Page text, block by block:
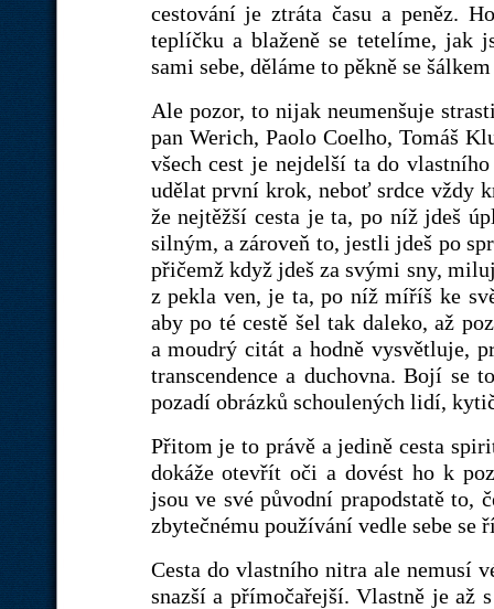
cestování je ztráta času a peněz.
teplíčku a blaženě se tetelíme, jak
sami sebe, děláme to pěkně se
Ale pozor, to nijak neumenšuje
pan Werich, Paolo Coelho, Tomáš
všech cest je nejdelší ta do
udělat první krok, neboť srdce vždy
že nejtěžší cesta je ta, po níž jdeš
silným, a zároveň to, jestli jdeš po
přičemž když jdeš za svými sny,
z pekla ven, je ta, po níž míříš ke
aby po té cestě šel tak daleko, až
a moudrý citát a hodně vysvětluje,
transcendence a duchovna. Bojí
pozadí obrázků schoulených lidí,
Přitom je to právě a jedině cesta
dokáže otevřít oči a dovést ho k
jsou ve své původní prapodstatě to,
zbytečnému používání vedle sebe se
Cesta do vlastního nitra ale nemusí
snazší a přímočařejší. Vlastně je až